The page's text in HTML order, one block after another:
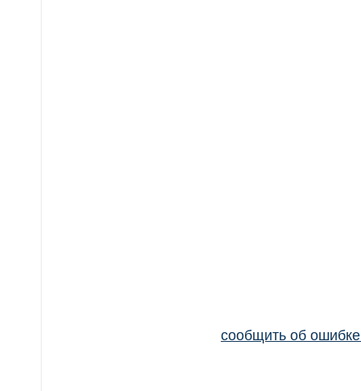
сообщить об